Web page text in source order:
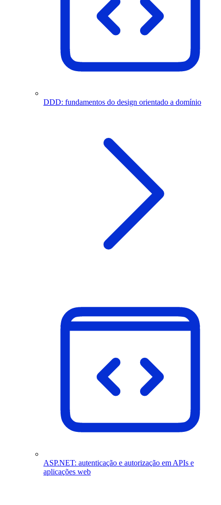
DDD: fundamentos do design orientado a domínio
ASP.NET: autenticação e autorização em APIs e
aplicações web